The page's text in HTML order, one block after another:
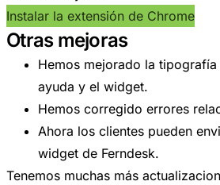
Instalar la extensión de Chrome
Otras mejoras
Hemos mejorado la
ayuda y el widget.
Hemos corregido errores
Ahora los clientes pueden
widget de Ferndesk.
Tenemos muchas más